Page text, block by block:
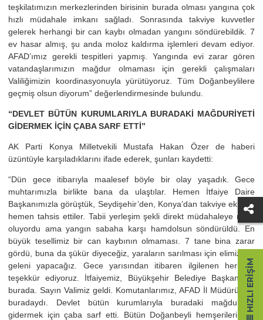
teşkilatımızın merkezlerinden birisinin burada olması yangına çok
hızlı müdahale imkanı sağladı. Sonrasında takviye kuvvetler
gelerek herhangi bir can kaybı olmadan yangını söndürebildik. 7
ev hasar almış, şu anda moloz kaldırma işlemleri devam ediyor.
AFAD’ımız gerekli tespitleri yapmış. Yangında evi zarar gören
vatandaşlarımızın mağdur olmaması için gerekli çalışmaları
Valiliğimizin koordinasyonuyla yürütüyoruz. Tüm Doğanbeylilere
geçmiş olsun diyorum” değerlendirmesinde bulundu.
“DEVLET BÜTÜN KURUMLARIYLA BURADAKİ MAĞDURİYETİ
GİDERMEK İÇİN ÇABA SARF ETTİ”
AK Parti Konya Milletvekili Mustafa Hakan Özer de haberi
üzüntüyle karşıladıklarını ifade ederek, şunları kaydetti:
“Dün gece itibarıyla maalesef böyle bir olay yaşadık. Gece
muhtarımızla birlikte bana da ulaştılar. Hemen İtfaiye Daire
Başkanımızla görüştük, Seydişehir’den, Konya’dan takviye ekipleri
hemen tahsis ettiler. Tabii yerleşim şekli direkt müdahaleye mani
oluyordu ama yangın sabaha karşı hamdolsun söndürüldü. En
büyük tesellimiz bir can kaybının olmaması. 7 tane bina zarar
gördü, buna da şükür diyeceğiz, yaraların sarılması için elimizden
geleni yapacağız. Gece yarısından itibaren ilgilenen herkese
teşekkür ediyoruz. İtfaiyemiz, Büyükşehir Belediye Başkanımız
burada. Sayın Valimiz geldi. Komutanlarımız, AFAD İl Müdürümüz
buradaydı. Devlet bütün kurumlarıyla buradaki mağduriyeti
gidermek için çaba sarf etti. Bütün Doğanbeyli hemşerilerimize
HIZLI ERIŞIM